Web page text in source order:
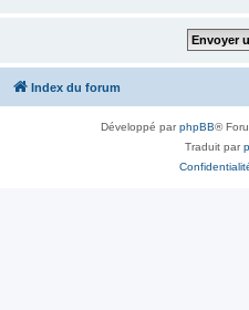
Index du forum
Développé parphpBB®
Traduit par